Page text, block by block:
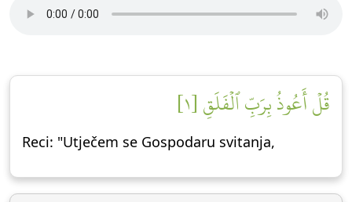
قُلۡ أَعُوذُ بِرَبِّ ٱلۡفَلَقِ [١]
Reci: "Utječem se Gospodaru svitanja,